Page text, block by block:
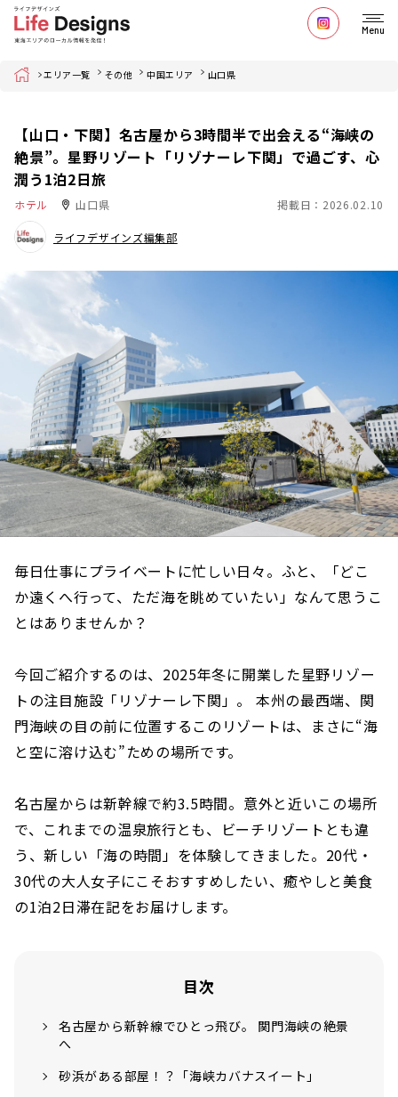
Menu
Home エリア一覧 その他 中国エリア 山口県
【山口・下関】名古屋から3時間半で出会える“海峡の
絶景”。星野リゾート「リゾナーレ下関」で過ごす、心
潤う1泊2日旅
ホテル 山口県 掲載日：2026.02.10
ライフデザインズ編集部
毎日仕事にプライベートに忙しい日々。ふと、「どこ
か遠くへ行って、ただ海を眺めていたい」なんて思うこ
とはありませんか？
今回ご紹介するのは、2025年冬に開業した星野リゾー
トの注目施設「リゾナーレ下関」。 本州の最西端、関
門海峡の目の前に位置するこのリゾートは、まさに“海
と空に溶け込む”ための場所です。
名古屋からは新幹線で約3.5時間。意外と近いこの場所
で、これまでの温泉旅行とも、ビーチリゾートとも違
う、新しい「海の時間」を体験してきました。20代・
30代の大人女子にこそおすすめしたい、癒やしと美食
の1泊2日滞在記をお届けします。
目次
名古屋から新幹線でひとっ飛び。 関門海峡の絶景
へ
砂浜がある部屋！？「海峡カバナスイート」